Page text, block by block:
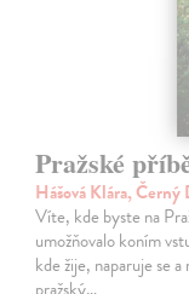
Pražské
Hášová Klára,
Víte, kde byste na
umožňovalo koním
kde žije, naparuje se